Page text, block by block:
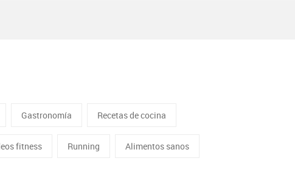
Gastronomía Recetas de cocina
fitness Running Alimentos sanos